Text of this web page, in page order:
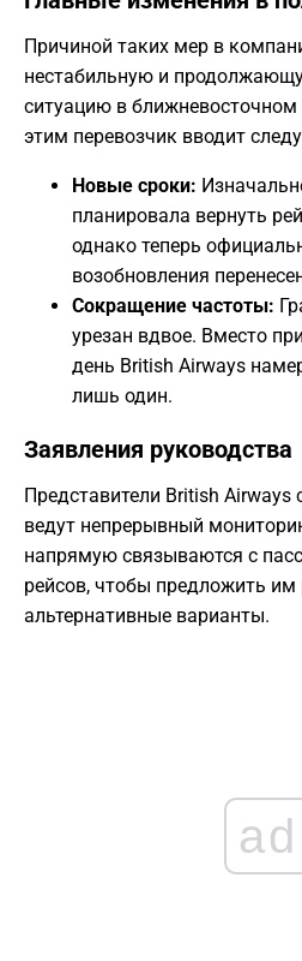
​Причиной таких мер в
нестабильную и
ситуацию в ближневосточном
этим перевозчик вводит
Новые сроки:
планировала вернуть
однако теперь
возобновления
Сокращение частоты:
урезан вдвое. Вместо
день British Airways
лишь один.
​Заявления руководства
​Представители British Airways
ведут непрерывный
напрямую связываются с
рейсов, чтобы предложить
альтернативные варианты.
ad